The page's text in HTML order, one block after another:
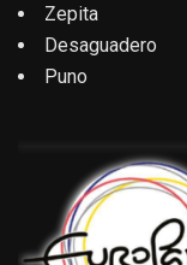
Zepita
Desaguadero
Puno